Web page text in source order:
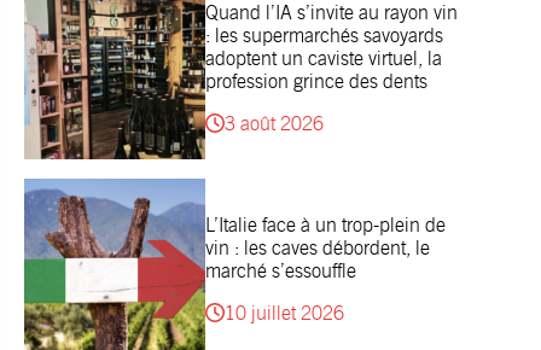
Quand l’IA s’invite au rayon vin
: les supermarchés savoyards
adoptent un caviste virtuel, la
profession grince des dents
3 août 2026
L’Italie face à un trop-plein de
vin : les caves débordent, le
marché s’essouffle
10 juillet 2026